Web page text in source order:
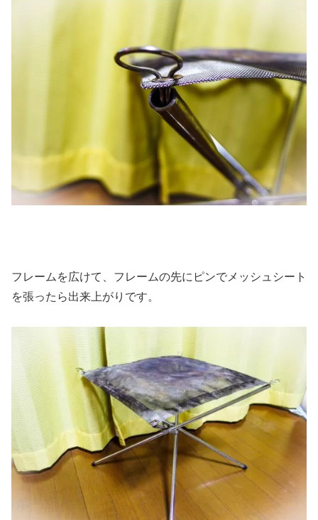
フレームを広けて、フレームの先にピンでメッシュシート
を張ったら出来上がりです。